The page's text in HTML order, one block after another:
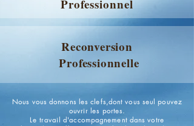
Professionnel
Reconversion
Professionnelle
Nous vous donnons les clefs,dont vous seul pouvez
ouvrir les portes.
Le travail d'accompagnement dans votre